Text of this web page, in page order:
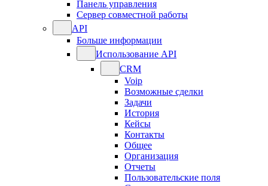
Панель управления
Сервер совместной работы
API
Больше информации
Использование API
CRM
Voip
Возможные сделки
Задачи
История
Кейсы
Контакты
Общее
Организация
Отчеты
Пользовательские поля